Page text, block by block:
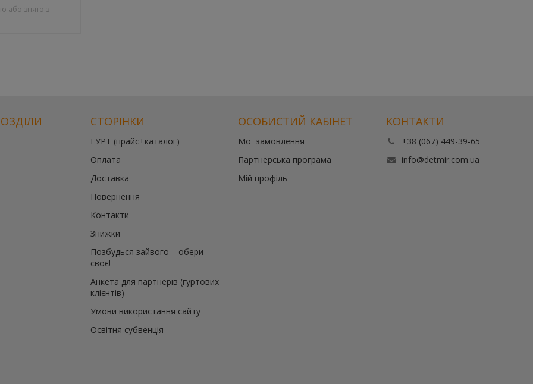
або знято з
СТОРІНКИ
ГУРТ (прайс+каталог)
Оплата
Доставка
Повернення
Контакти
Знижки
Позбудься зайвого – обери
своє!
Анкета для партнерів (гуртових
клієнтів)
Умови використання сайту
Освітня субвенція
ОСОБИСТИЙ КАБІНЕТ
Мої замовлення
Партнерська програма
Мій профіль
КОНТАКТИ
+38 (067) 449-39-65
info@detmir.com.ua